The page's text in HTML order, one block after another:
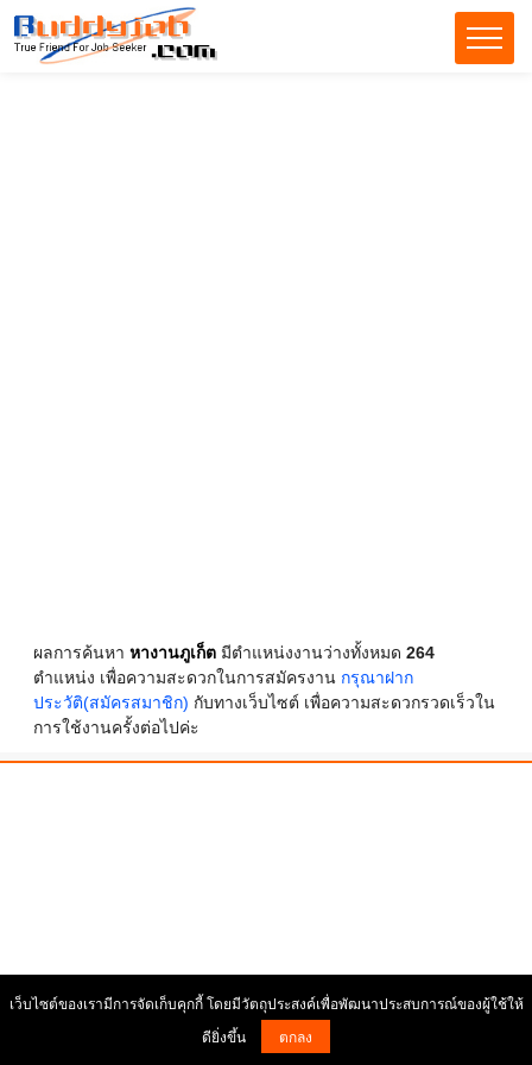
ผลการค้นหา หางานภูเก็ตมีตำแหน่งงานว่างทั้งหมด 264
ตำแหน่ง เพื่อความสะดวกในการสมัครงาน กรุณาฝาก
ประวัติ(สมัครสมาชิก) กับทางเว็บไซต์ เพื่อความสะดวกรวดเร็วใน
การใช้งานครั้งต่อไปค่ะ
เว็บไซต์ของเรามีการจัดเก็บคุกกี้ โดยมีวัตถุประสงค์เพื่อพัฒนาประสบการณ์ของผู้ใช้ให้
ดียิ่งขึ้น
ตกลง